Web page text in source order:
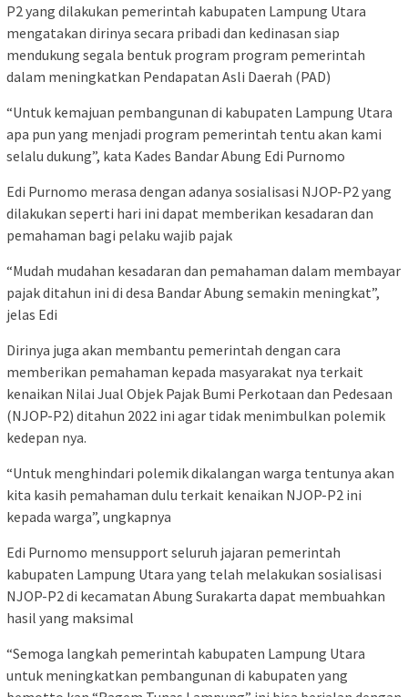
P2 yang dilakukan pemerintah kabupaten Lampung Utara
mengatakan dirinya secara pribadi dan kedinasan siap
mendukung segala bentuk program program pemerintah
dalam meningkatkan Pendapatan Asli Daerah (PAD)
“Untuk kemajuan pembangunan di kabupaten Lampung Utara
apa pun yang menjadi program pemerintah tentu akan kami
selalu dukung”, kata Kades Bandar Abung Edi Purnomo
Edi Purnomo merasa dengan adanya sosialisasi NJOP-P2 yang
dilakukan seperti hari ini dapat memberikan kesadaran dan
pemahaman bagi pelaku wajib pajak
“Mudah mudahan kesadaran dan pemahaman dalam membayar
pajak ditahun ini di desa Bandar Abung semakin meningkat”,
jelas Edi
Dirinya juga akan membantu pemerintah dengan cara
memberikan pemahaman kepada masyarakat nya terkait
kenaikan Nilai Jual Objek Pajak Bumi Perkotaan dan Pedesaan
(NJOP-P2) ditahun 2022 ini agar tidak menimbulkan polemik
kedepan nya.
“Untuk menghindari polemik dikalangan warga tentunya akan
kita kasih pemahaman dulu terkait kenaikan NJOP-P2 ini
kepada warga”, ungkapnya
Edi Purnomo mensupport seluruh jajaran pemerintah
kabupaten Lampung Utara yang telah melakukan sosialisasi
NJOP-P2 di kecamatan Abung Surakarta dapat membuahkan
hasil yang maksimal
“Semoga langkah pemerintah kabupaten Lampung Utara
untuk meningkatkan pembangunan di kabupaten yang